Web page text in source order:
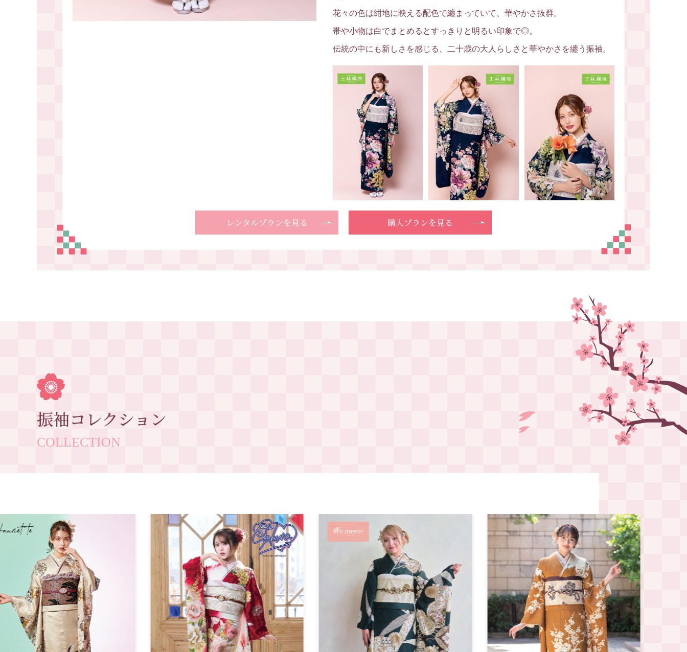
花々の色は紺地に映える配色で纏まっていて、華やかさ抜群。
帯や小物は白でまとめるとすっきりと明るい印象で◎。
伝統の中にも新しさを感じる、二十歳の大人らしさと華やかさを纏う振袖。
レンタルプランを見る 購入プランを見る
振袖コレクション
COLLECTION